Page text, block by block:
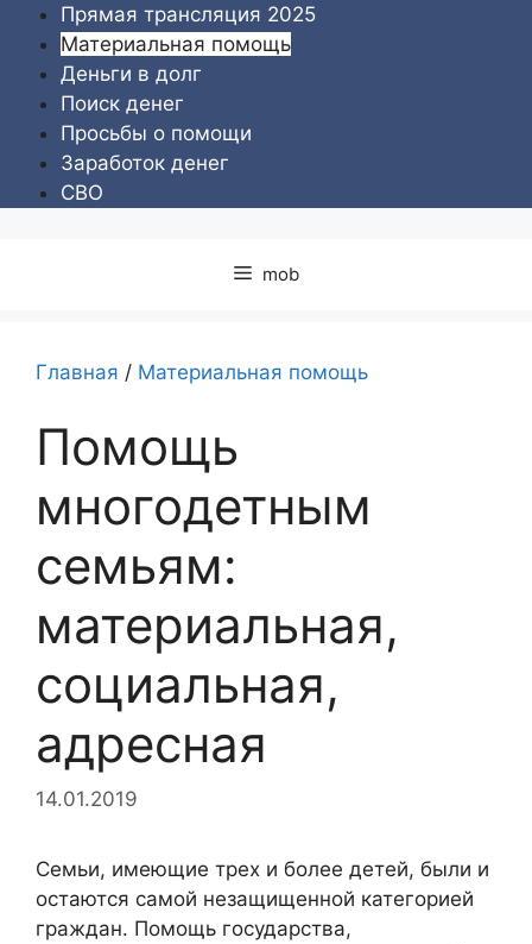
Перейти
содержимому
Прямая трансляция 2025
Материальная помощь
Деньги в долг
Поиск денег
Просьбы о помощи
Заработок денег
СВО
mob
Главная / Материальная помощь
Помощь
многодетным
семьям:
материальная,
социальная,
адресная
14.01.2019
Семьи, имеющие трех и более детей, были и
остаются самой незащищенной категорией
граждан. Помощь государства,